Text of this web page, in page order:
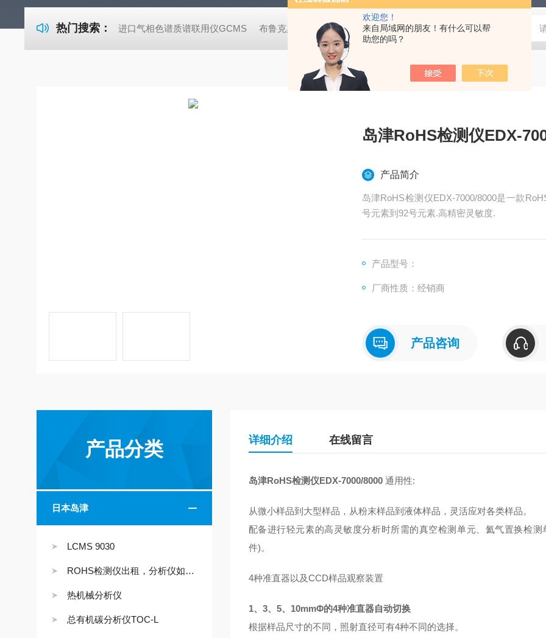
欢迎您！
来自局域网的朋友！有什么可以帮
助您的吗？
热门搜索： 进口气相色谱质谱联用仪GCMS 布鲁克桌面型XRD衍射仪 岛津进口紫外分光光度计 蔡司MERLIN
岛津RoHS检测仪EDX-
产品简介
岛津RoHS检测仪EDX-7000/8000是一款
号元素到92号元素.高精密灵敏度.
产品型号：
厂商性质：经销商
产品咨询
产品分类
日本岛津
LCMS 9030
ROHS检测仪出租，分析仪如何租赁
热机械分析仪
总有机碳分析仪TOC-L
详细介绍 在线留言
岛津RoHS检测仪EDX-7000/8000通用性:
从微小样品到大型样品，从粉末样品到液体样品，灵活应对各类样品。
配备进行轻元素的高灵敏度分析时所需的真空检测单元、氦气置换检
件)。
4种准直器以及CCD样品观察装置
1、3、5、10mmΦ的4种准直器自动切换
根据样品尺寸的不同，照射直径可有4种不同的选择。